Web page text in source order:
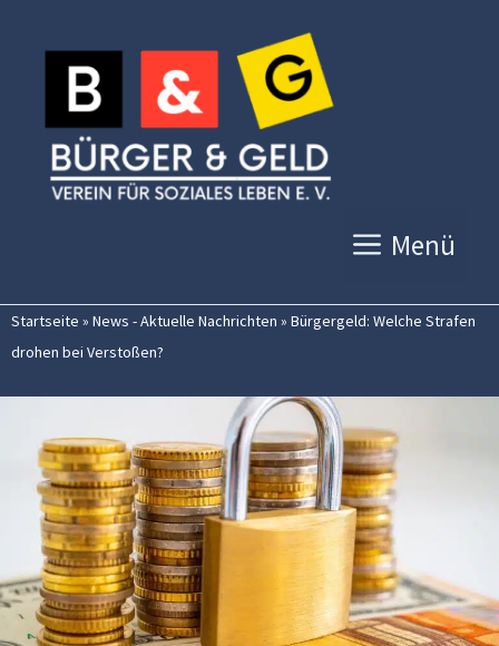
Inhalt
springen
Menü
Startseite » News - Aktuelle Nachrichten » Bürgergeld: Welche Strafen
drohen bei Verstoßen?